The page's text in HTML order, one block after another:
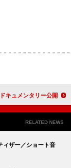
ナキ、お披露目までの密着ドキュメンタリー公開
RELATED NEWS
ィザー／ショート音